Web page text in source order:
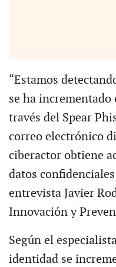
“Estamos
se ha incrementado
través del Spear
correo electrónico
ciberactor obtiene
datos
entrevista Javier
Innovación y
Según el
identidad se